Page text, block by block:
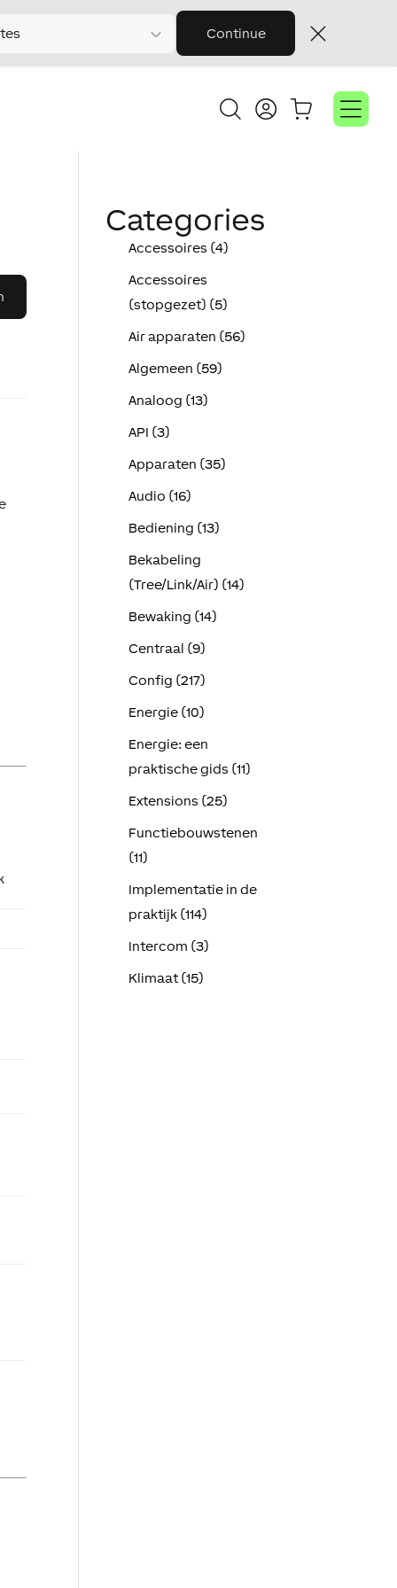
Continue
Categories
Accessoires (4)
Accessoires
(stopgezet) (5)
Air apparaten (56)
Algemeen (59)
Analoog (13)
API (3)
Apparaten (35)
Audio (16)
Bediening (13)
Bekabeling
(Tree/Link/Air) (14)
Bewaking (14)
Centraal (9)
Config (217)
Energie (10)
Energie: een
praktische gids (11)
Extensions (25)
Functiebouwstenen
(11)
Implementatie in de
praktijk (114)
Intercom (3)
Klimaat (15)